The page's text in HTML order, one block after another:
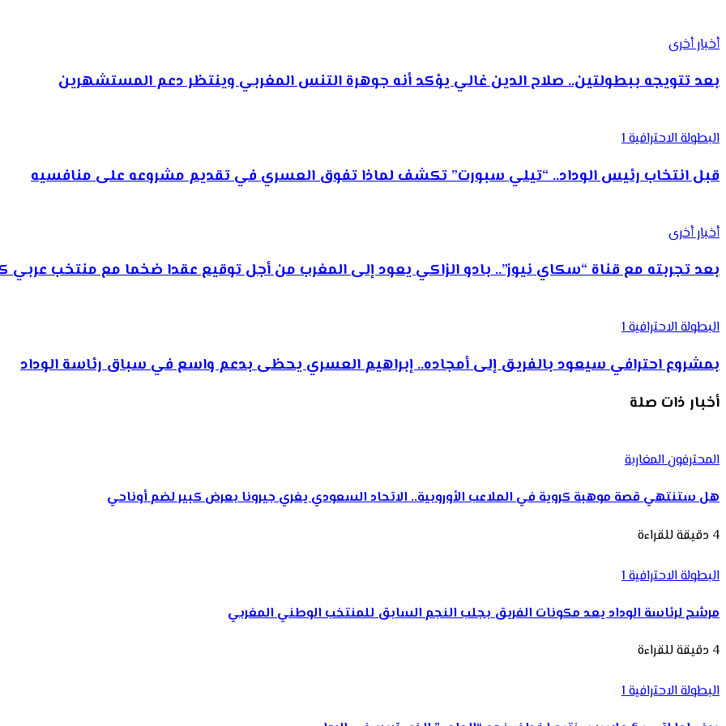
أخبار أخرى
بعد تتويجه ببطولتين.. صلاح الدين غالي يؤكد أنه جوهرة التنس المغربي وينتظر دعم المستشهرين
البطولة الاحترافية 1
قبل انتخاب رئيس الوداد.. “تيلي سبورت” تكشف لماذا تفوق العسري في تقديم مشروعه على منافسيه
أخبار أخرى
بعد تجربته مع قناة “سكاي نيوز”.. بادو الزاكي يعود إلى المغرب من أجل توقيع عقدا ضخما مع منتخب عربي
البطولة الاحترافية 1
بمشروع احترافي سيعود بالفريق إلى أمجاده.. إبراهيم العسري يحظى بدعم واسع في سباق رئاسة الوداد
أخبار ذات صلة
المحترفون المغاربة
هل ستنتهي قصة موهبة كروية في الملاعب الأوروبية.. الاتحاد السعودي يغري جيرونا بعرض كبير لضم أوناحي
4 دقيقة للقراءة
البطولة الاحترافية 1
مرشح لرئاسة الوداد يعد مكونات الفريق بجلب النجم السابق للمنتخب الوطني المغربي
4 دقيقة للقراءة
البطولة الاحترافية 1